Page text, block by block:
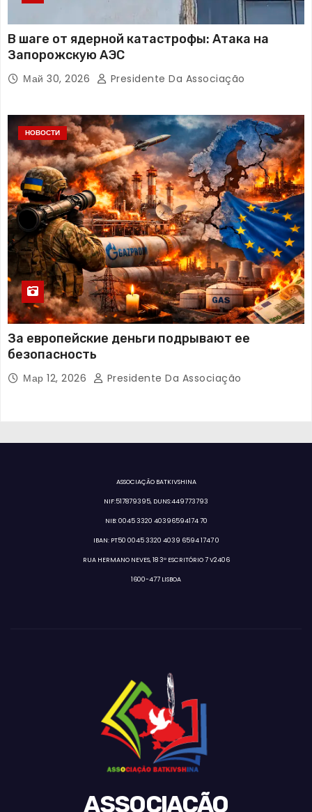
В шаге от ядерной катастрофы: Атака на
Запорожскую АЭС
Май 30, 2026 Presidente Da Associação
НОВОСТИ
За европейские деньги подрывают ее
безопасность
Мар 12, 2026 Presidente Da Associação
ASSOCIAÇÃO BATKIVSHINA
NIF:517879395, DUNS:449773793
NIB: 0045 3320 40396594174 70
IBAN: PT50 0045 3320 4039 6594 1747 0
RUA HERMANO NEVES, 18 3º ESCRITÓRIO 7 V2406
1600-477 LISBOA
ASSOCIAÇÃO